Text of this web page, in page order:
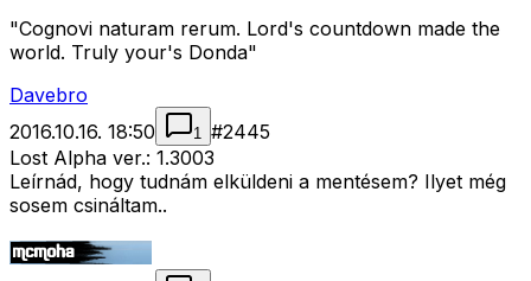
"Cognovi naturam rerum. Lord's countdown made the
world. Truly your's Donda"
Davebro
2016.10.16. 18:50
1 #2445
Lost Alpha ver.: 1.3003
Leírnád, hogy tudnám elküldeni a mentésem? Ilyet még
sosem csináltam..